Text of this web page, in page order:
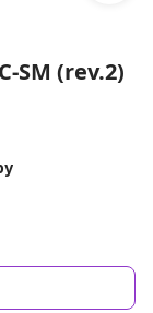
SM (rev.2)